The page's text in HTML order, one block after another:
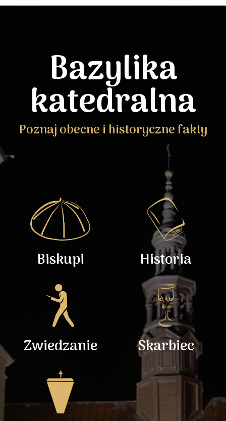
Bazylika
katedralna
Poznaj obecne i historyczne fakty
Biskupi Historia
Zwiedzanie Skarbiec